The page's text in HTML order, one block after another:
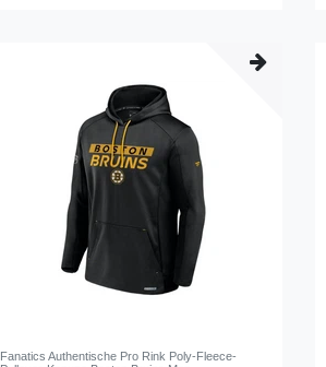
Fanatics Authentische Pro Rink Poly-Fleece-